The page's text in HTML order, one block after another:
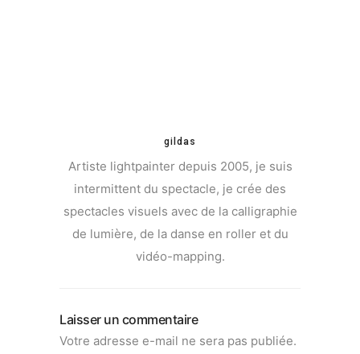
gildas
Artiste lightpainter depuis 2005, je suis
intermittent du spectacle, je crée des
spectacles visuels avec de la calligraphie
de lumière, de la danse en roller et du
vidéo-mapping.
Laisser un commentaire
Votre adresse e-mail ne sera pas publiée.